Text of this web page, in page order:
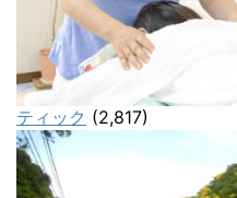
ティック (2,817)